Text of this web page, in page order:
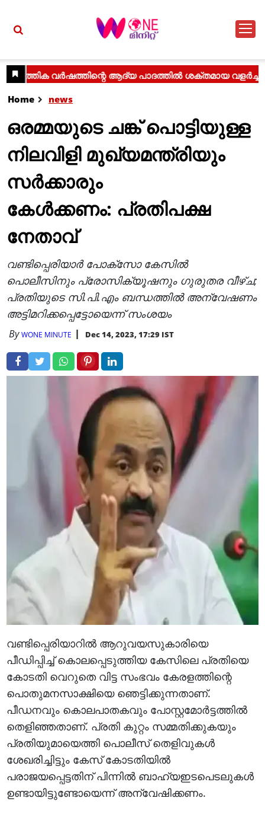
Home news
ഒരമ്മയുടെ ചങ്ക് പൊട്ടിയുള്ള
നിലവിളി മുഖ്യമന്ത്രിയും
സര്‍ക്കാരും
കേള്‍ക്കണം: പ്രതിപക്ഷ
നേതാവ്
വണ്ടിപ്പെരിയാര്‍ പോക്‌സോ കേസില്‍
പൊലീസിനും പ്രോസിക്യൂഷനും ഗുരുതര വീഴ്ച;
പ്രതിയുടെ സി.പി.എം ബന്ധത്തില്‍ അന്വേഷണം
അട്ടിമറിക്കപ്പെട്ടോയെന്ന് സംശയം
ByWONE MINUTE Dec 14, 2023, 17:29 IST
വണ്ടിപ്പെരിയാറില്‍ ആറുവയസുകാരിയെ
പീഡിപ്പിച്ച് കൊലപ്പെടുത്തിയ കേസിലെ പ്രതിയെ
കോടതി വെറുതെ വിട്ട സംഭവം കേരളത്തിന്റെ
പൊതുമനസാക്ഷിയെ ഞെട്ടിക്കുന്നതാണ്.
പീഡനവും കൊലപാതകവും പോസ്റ്റമോര്‍ട്ടത്തില്‍
തെളിഞ്ഞതാണ്. പ്രതി കുറ്റം സമ്മതിക്കുകയും
പ്രതിയുമായെത്തി പൊലീസ് തെളിവുകള്‍
ശേഖരിച്ചിട്ടും കേസ് കോടതിയില്‍
പരാജയപ്പെട്ടതിന് പിന്നില്‍ ബാഹ്യഇടപെടലുകള്‍
ഉണ്ടായിട്ടുണ്ടോയെന്ന് അന്വേഷിക്കണം.